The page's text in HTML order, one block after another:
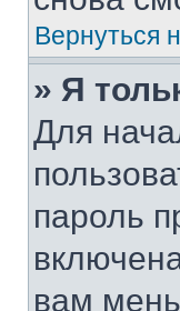
Вернуться
» Я
Для
пароль
вам